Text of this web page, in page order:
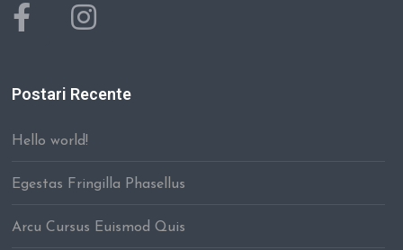
Postari Recente
Hello world!
Egestas Fringilla Phasellus
Arcu Cursus Euismod Quis